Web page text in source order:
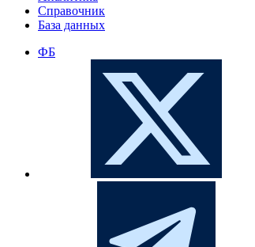
Справочник
База данных
ФБ